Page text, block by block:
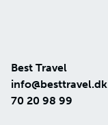
Best Travel
info@besttravel.dk
70 20 98 99